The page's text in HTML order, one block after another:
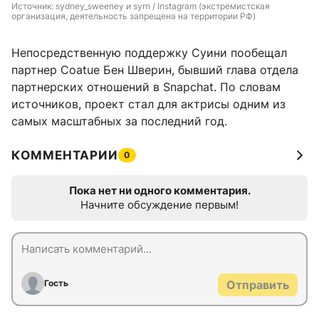
Источник: sydney_sweeney и syrn / Instagram (экстремистская
организация, деятельность запрещена на территории РФ)
Непосредственную поддержку Суини пообещал
партнер Coatue Бен Шверин, бывший глава отдела
партнерских отношений в Snapchat. По словам
источников, проект стал для актрисы одним из
самых масштабных за последний год.
КОММЕНТАРИИ 0
Пока нет ни одного комментария.
Начните обсуждение первым!
Гость Отправить